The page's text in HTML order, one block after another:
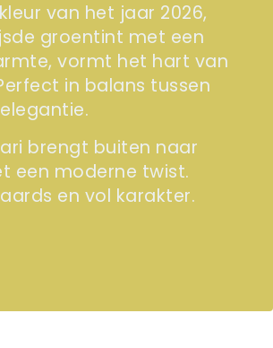
van het jaar 2026,
groentint met een
vormt het hart van
in balans tussen
brengt buiten naar
een moderne twist.
en vol karakter.